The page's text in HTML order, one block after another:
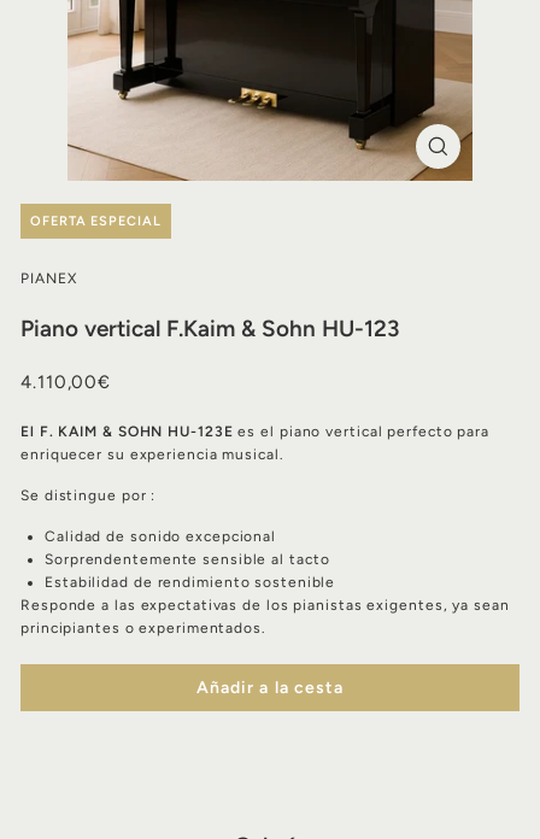
OFERTA ESPECIAL
PIANEX
Piano vertical F.Kaim & Sohn HU-123
Precio
4.110,00€
El F. KAIM & SOHN HU-123E es el piano vertical perfecto para
enriquecer su experiencia musical.
Se distingue por :
Calidad de sonido excepcional
Sorprendentemente sensible al tacto
Estabilidad de rendimiento sostenible
Responde a las expectativas de los pianistas exigentes, ya sean
principiantes o experimentados.
Añadir a la cesta